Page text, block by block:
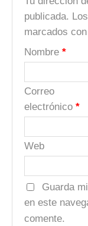
publicada.
marcados con
Nombre *
Correo
electrónico *
Web
Guarda
en este
comente.